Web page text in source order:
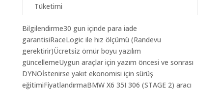
Tüketimi
Bilgilendirme30 gun içinde para iade
garantisiRaceLogic ile hız ölçümü (Randevu
gerektirir)Ücretsiz ömür boyu yazılım
güncellemeUygun araçlar için yazım öncesi ve sonrası
DYNOİstenirse yakıt ekonomisi için sürüş
eğitimiFiyatlandırmaBMW X6 35I 306 (STAGE 2) aracı